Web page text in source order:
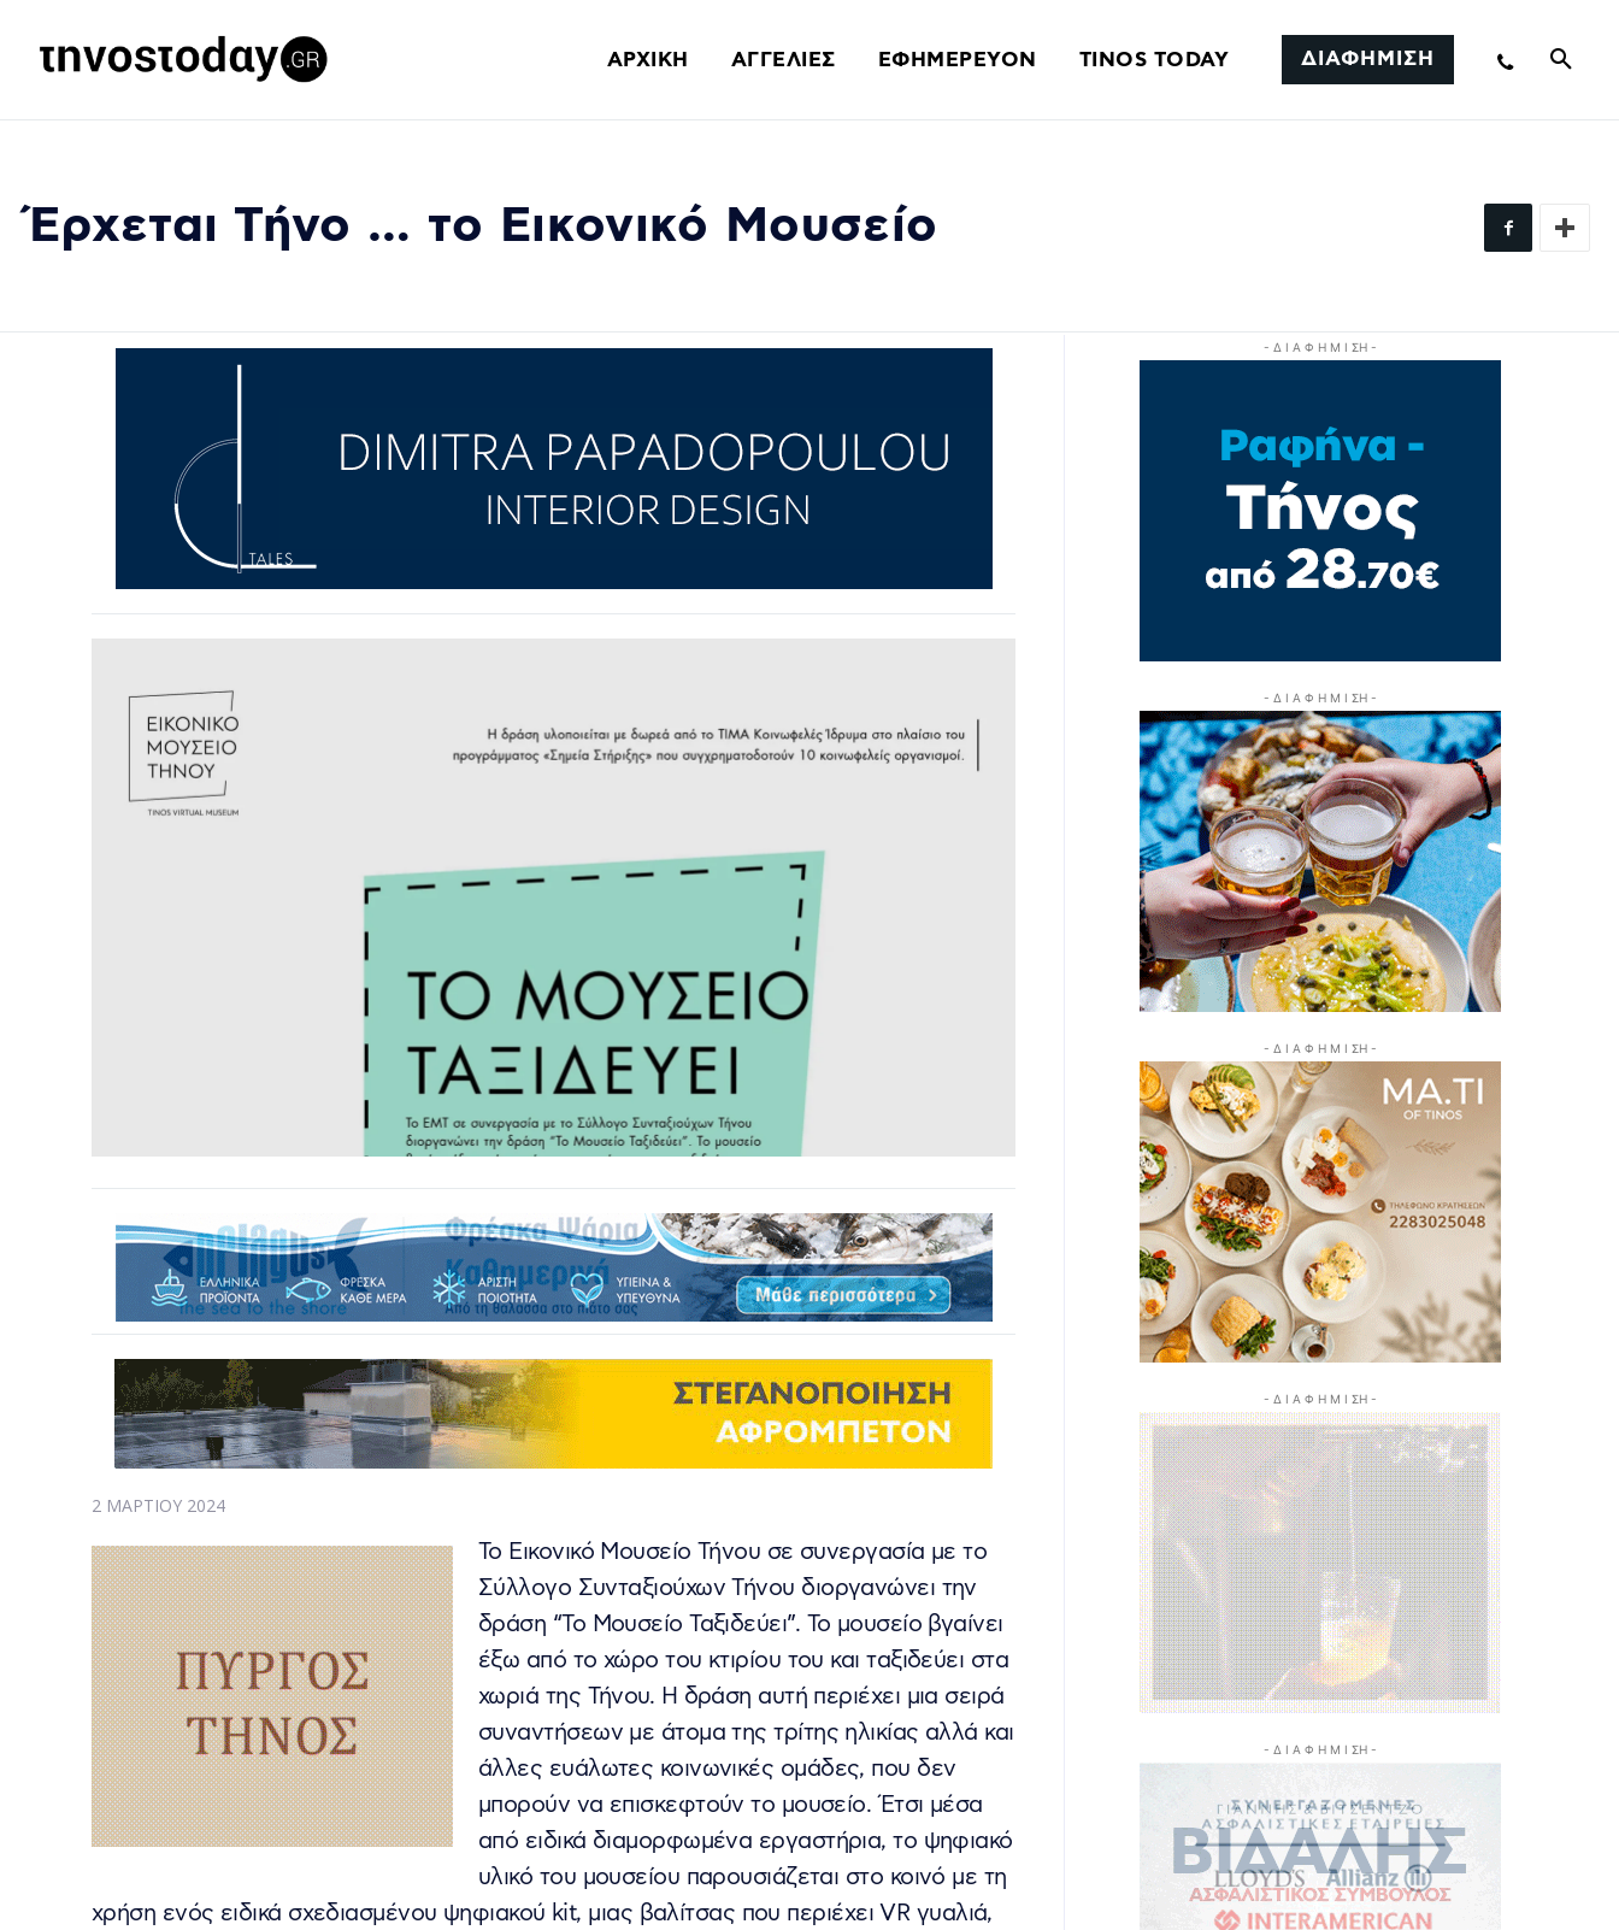
ΑΡΧΙΚΗ ΑΓΓΕΛΙΕΣ ΕΦΗΜΕΡΕΥΟΝ TINOS TODAY ΔΙΑΦΗΜΙΣΗ
Έρχεται Τήνο … το Εικονικό Μουσείο
2 ΜΑΡΤΊΟΥ 2024
Το Εικονικό Μουσείο Τήνου σε συνεργασία με το
Σύλλογο Συνταξιούχων Τήνου διοργανώνει την
δράση “Το Μουσείο Ταξιδεύει”. Το μουσείο βγαίνει
έξω από το χώρο του κτιρίου του και ταξιδεύει στα
χωριά της Τήνου. Η δράση αυτή περιέχει μια σειρά
συναντήσεων με άτομα της τρίτης ηλικίας αλλά και
άλλες ευάλωτες κοινωνικές ομάδες, που δεν
μπορούν να επισκεφτούν το μουσείο. Έτσι μέσα
από ειδικά διαμορφωμένα εργαστήρια, το ψηφιακό
υλικό του μουσείου παρουσιάζεται στο κοινό με τη
χρήση ενός ειδικά σχεδιασμένου ψηφιακού kit, μιας βαλίτσας που περιέχει VR γυαλιά,
- Δ Ι Α Φ Η Μ Ι ΣΗ -
- Δ Ι Α Φ Η Μ Ι ΣΗ -
- Δ Ι Α Φ Η Μ Ι ΣΗ -
- Δ Ι Α Φ Η Μ Ι ΣΗ -
- Δ Ι Α Φ Η Μ Ι ΣΗ -